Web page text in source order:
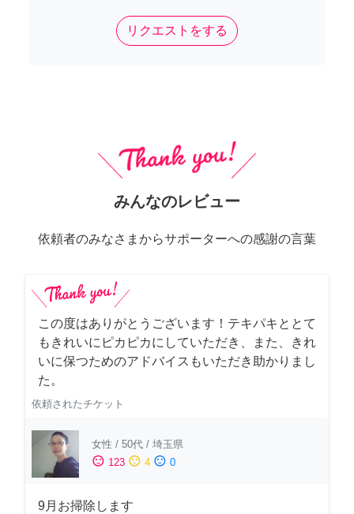
リクエストをする
みんなのレビュー
依頼者のみなさまからサポーターへの感謝の言葉
この度はありがとうございます！テキパキととて
もきれいにピカピカにしていただき、また、きれ
いに保つためのアドバイスもいただき助かりまし
た。
依頼されたチケット
女性 / 50代 / 埼玉県
sentiment_satisfied 123 sentiment_neutral 4 sentiment_dissatisfied 0
9月お掃除します